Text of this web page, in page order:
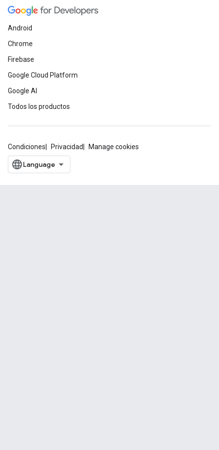
Android
Chrome
Firebase
Google Cloud Platform
Google AI
Todos los productos
Condiciones Privacidad Manage cookies